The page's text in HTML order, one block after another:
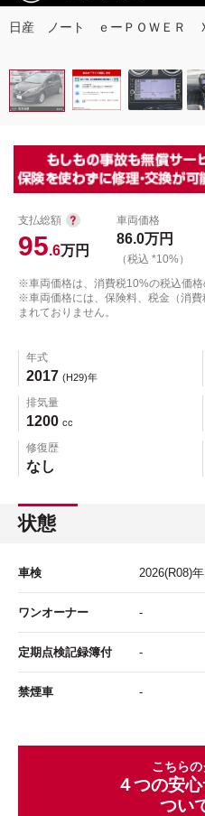
日産 ノート ｅーＰＯＷＥＲ
支払総額
95.6万円
車両価格
86.0万円
（税込 *10%）
※車両価格は、消費税10%の税込価
※車両価格には、保険料、税金（消
まれておりません。
年式
2017 (H29)年
排気量
1200 cc
修復歴
なし
状態
車検 2026(R08)年
ワンオーナー -
定期点検記録簿付 -
禁煙車 -
こちら
４つの安
つい